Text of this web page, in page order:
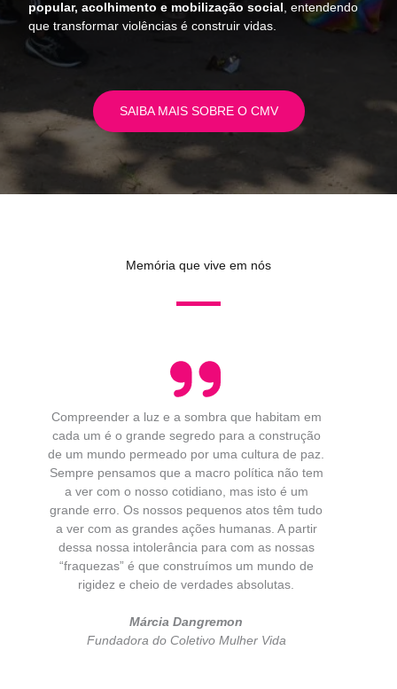
popular, acolhimento e mobilização social , entendendo
que transformar violências é construir vidas.
SAIBA MAIS SOBRE O CMV
Memória que vive em nós
Compreender a luz e a sombra que habitam em
cada um é o grande segredo para a construção
de um mundo permeado por uma cultura de paz.
Sempre pensamos que a macro política não tem
a ver com o nosso cotidiano, mas isto é um
grande erro. Os nossos pequenos atos têm tudo
a ver com as grandes ações humanas. A partir
dessa nossa intolerância para com as nossas
“fraquezas” é que construímos um mundo de
rigidez e cheio de verdades absolutas.
Márcia Dangremon
Fundadora do Coletivo Mulher Vida